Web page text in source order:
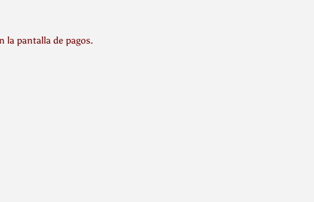
la pantalla de pagos.